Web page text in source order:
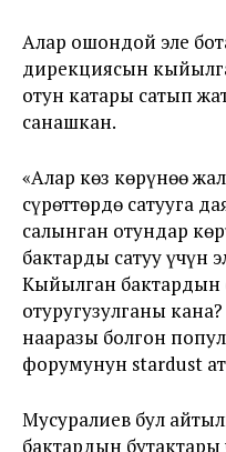
Алар ошондой эле
дирекциясын
отун катары сатып
санашкан.
«Алар көз көрүнөө
сүрөттөрдө сатууга
салынган отундар
бактарды сатуу үчүн
Кыйылган
отуругузулганы
нааразы болгон
форумунун stardust
Мусуралиев бул
бактардын